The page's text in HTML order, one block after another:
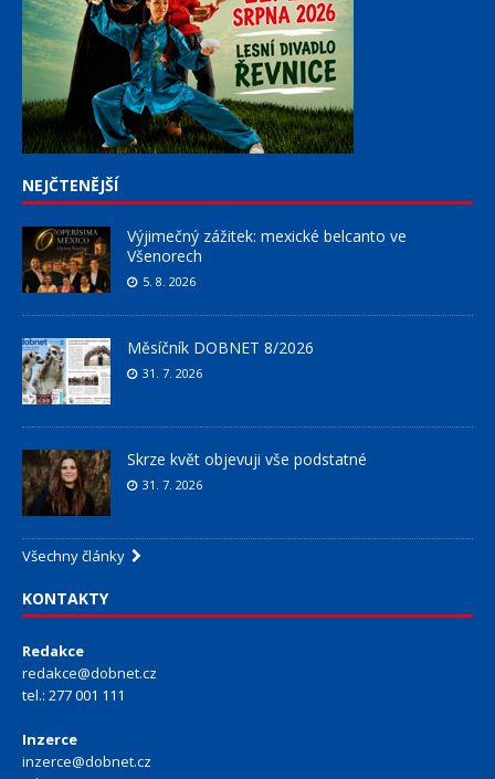
NEJČTENĚJŠÍ
Výjimečný zážitek: mexické belcanto ve
Všenorech
5. 8. 2026
Měsíčník DOBNET 8/2026
31. 7. 2026
Skrze květ objevuji vše podstatné
31. 7. 2026
Všechny články
KONTAKTY
Redakce
redakce@dobnet.cz
tel.: 277 001 111
Inzerce
inzerce@dobnet.cz